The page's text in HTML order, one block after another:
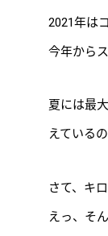
2021年は
今年から
夏には最
えている
さて、キ
えっ、そ